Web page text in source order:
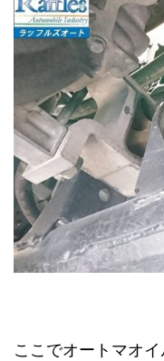
ここでオートマオ